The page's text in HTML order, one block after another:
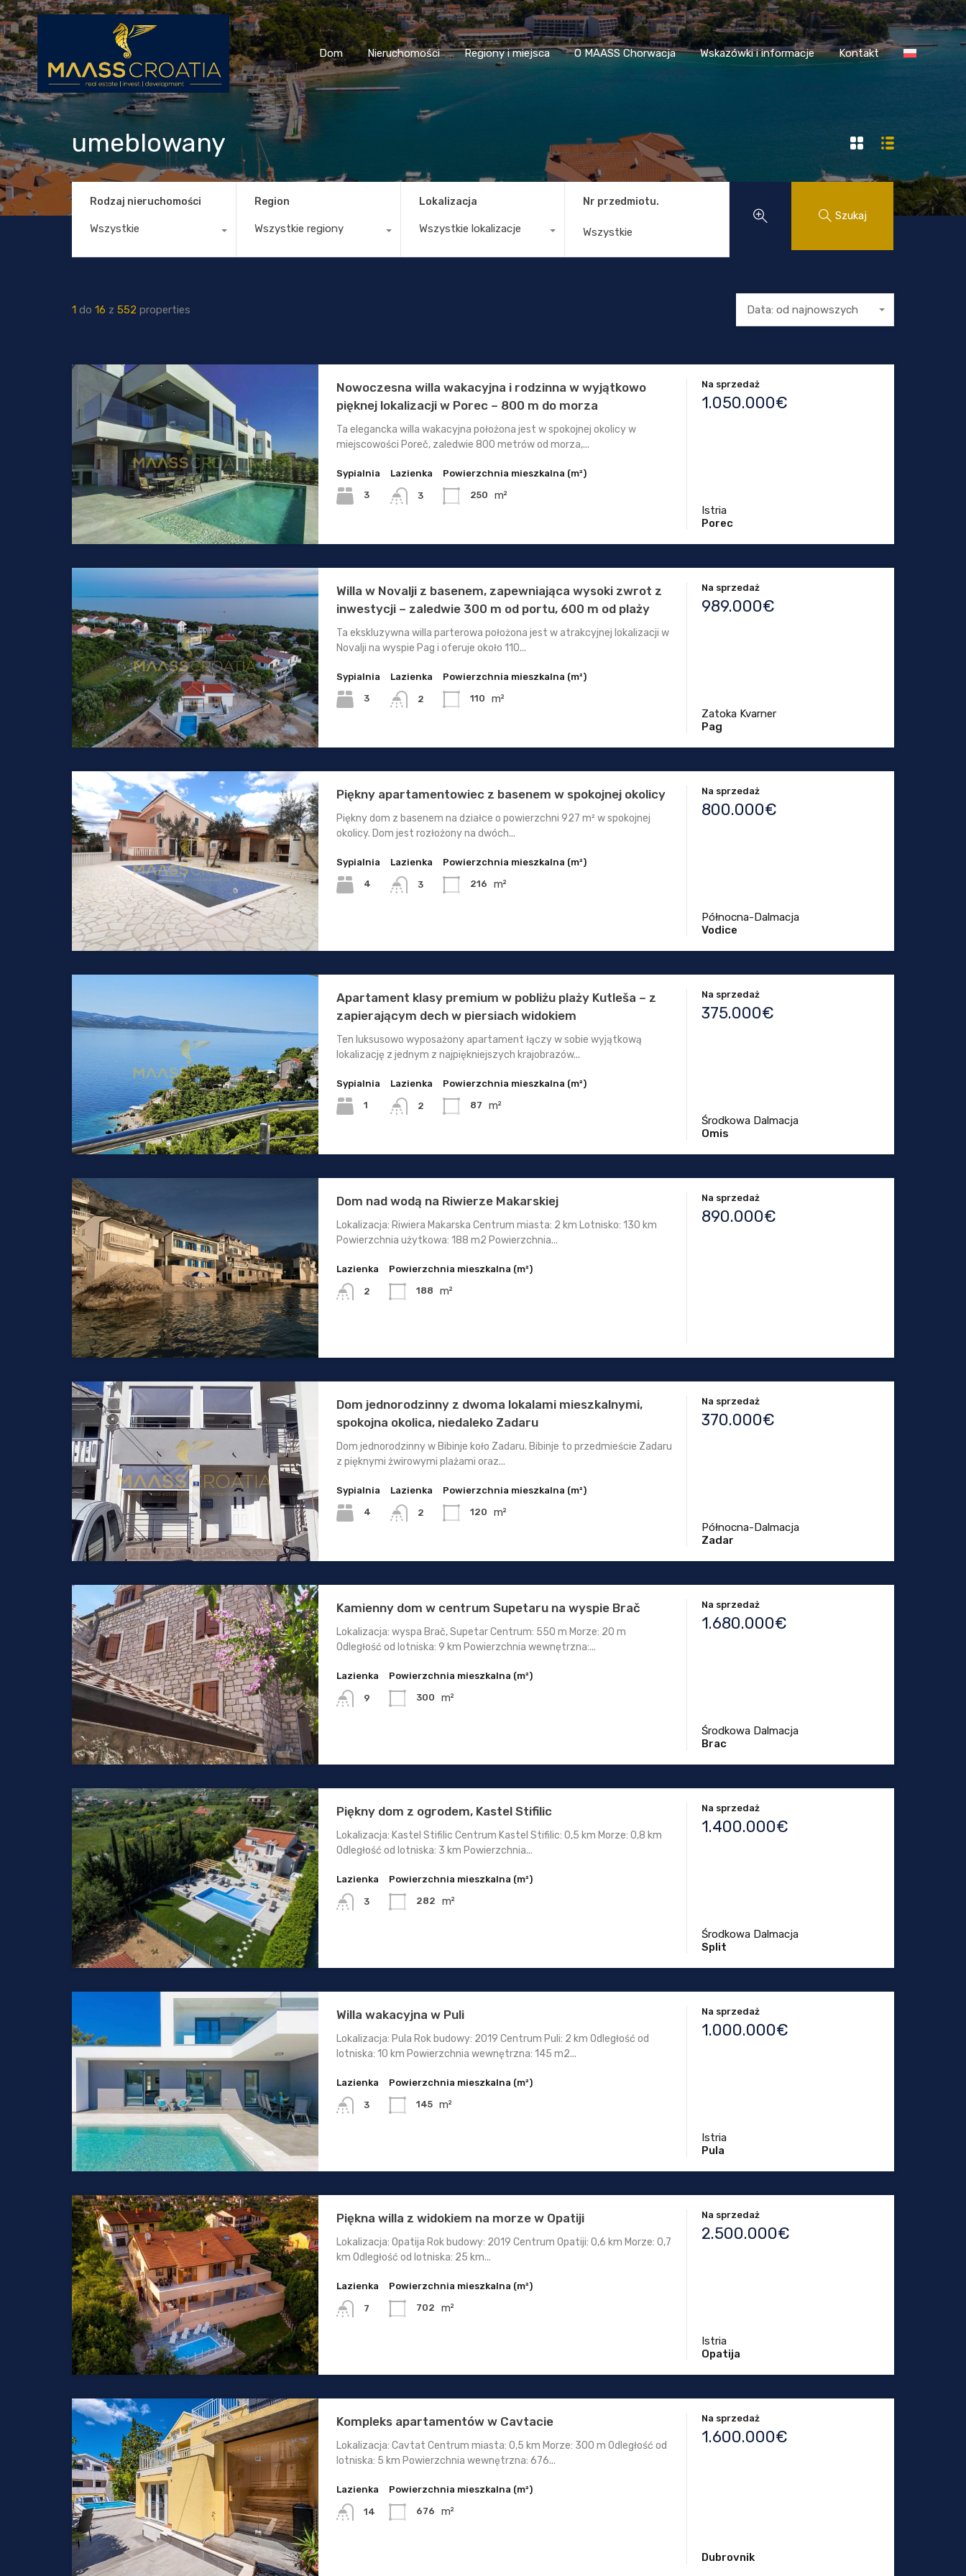
Dom Nieruchomości Regiony i miejsca O MAASS Chorwacja Wskazówki i informacje Kontakt
Dom Nieruchomości Regiony i miejsca O MAASS Chorwacja Wskazówki i informacje Kontakt
umeblowany
Rodzaj nieruchomości
Wszystkie
Region
Wszystkie regiony
Lokalizacja
Wszystkie lokalizacje
Nr przedmiotu.
Szukaj
1 do 16 z 552 properties Data: od najnowszych
Nowoczesna willa wakacyjna i rodzinna w wyjątkowo
pięknej lokalizacji w Porec – 800 m do morza
Ta elegancka willa wakacyjna położona jest w spokojnej okolicy w
miejscowości Poreč, zaledwie 800 metrów od morza,...
Sypialnia
3
Lazienka
3
Powierzchnia mieszkalna (m²)
250 m²
Na sprzedaż
1.050.000€
Istria
Porec
Willa w Novalji z basenem, zapewniająca wysoki zwrot z
inwestycji – zaledwie 300 m od portu, 600 m od plaży
Ta ekskluzywna willa parterowa położona jest w atrakcyjnej lokalizacji w
Novalji na wyspie Pag i oferuje około 110...
Sypialnia
3
Lazienka
2
Powierzchnia mieszkalna (m²)
110 m²
Na sprzedaż
989.000€
Zatoka Kvarner
Pag
Piękny apartamentowiec z basenem w spokojnej okolicy
Piękny dom z basenem na działce o powierzchni 927 m² w spokojnej
okolicy. Dom jest rozłożony na dwóch...
Sypialnia
4
Lazienka
3
Powierzchnia mieszkalna (m²)
216 m²
Na sprzedaż
800.000€
Północna-Dalmacja
Vodice
Apartament klasy premium w pobliżu plaży Kutleša – z
zapierającym dech w piersiach widokiem
Ten luksusowo wyposażony apartament łączy w sobie wyjątkową
lokalizację z jednym z najpiękniejszych krajobrazów...
Sypialnia
1
Lazienka
2
Powierzchnia mieszkalna (m²)
87 m²
Na sprzedaż
375.000€
Środkowa Dalmacja
Omis
Dom nad wodą na Riwierze Makarskiej
Lokalizacja: Riwiera Makarska Centrum miasta: 2 km Lotnisko: 130 km
Powierzchnia użytkowa: 188 m2 Powierzchnia...
Lazienka
2
Powierzchnia mieszkalna (m²)
188 m²
Na sprzedaż
890.000€
Dom jednorodzinny z dwoma lokalami mieszkalnymi,
spokojna okolica, niedaleko Zadaru
Dom jednorodzinny w Bibinje koło Zadaru. Bibinje to przedmieście Zadaru
z pięknymi żwirowymi plażami oraz...
Sypialnia
4
Lazienka
2
Powierzchnia mieszkalna (m²)
120 m²
Na sprzedaż
370.000€
Północna-Dalmacja
Zadar
Kamienny dom w centrum Supetaru na wyspie Brač
Lokalizacja: wyspa Brač, Supetar Centrum: 550 m Morze: 20 m
Odległość od lotniska: 9 km Powierzchnia wewnętrzna:...
Lazienka
9
Powierzchnia mieszkalna (m²)
300 m²
Na sprzedaż
1.680.000€
Środkowa Dalmacja
Brac
Piękny dom z ogrodem, Kastel Stifilic
Lokalizacja: Kastel Stifilic Centrum Kastel Stifilic: 0,5 km Morze: 0,8 km
Odległość od lotniska: 3 km Powierzchnia...
Lazienka
3
Powierzchnia mieszkalna (m²)
282 m²
Na sprzedaż
1.400.000€
Środkowa Dalmacja
Split
Willa wakacyjna w Puli
Lokalizacja: Pula Rok budowy: 2019 Centrum Puli: 2 km Odległość od
lotniska: 10 km Powierzchnia wewnętrzna: 145 m2...
Lazienka
3
Powierzchnia mieszkalna (m²)
145 m²
Na sprzedaż
1.000.000€
Istria
Pula
Piękna willa z widokiem na morze w Opatiji
Lokalizacja: Opatija Rok budowy: 2019 Centrum Opatiji: 0,6 km Morze: 0,7
km Odległość od lotniska: 25 km...
Lazienka
7
Powierzchnia mieszkalna (m²)
702 m²
Na sprzedaż
2.500.000€
Istria
Opatija
Kompleks apartamentów w Cavtacie
Lokalizacja: Cavtat Centrum miasta: 0,5 km Morze: 300 m Odległość od
lotniska: 5 km Powierzchnia wewnętrzna: 676...
Lazienka
14
Powierzchnia mieszkalna (m²)
676 m²
Na sprzedaż
1.600.000€
Dubrovnik